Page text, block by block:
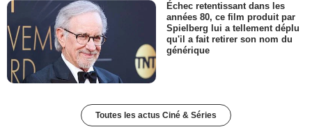
Échec retentissant dans les
années 80, ce film produit par
Spielberg lui a tellement déplu
qu'il a fait retirer son nom du
générique
Toutes les actus Ciné & Séries